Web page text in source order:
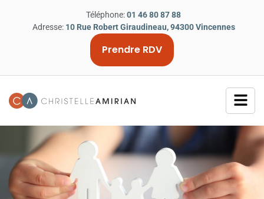
Téléphone:01 46 80 87 88
Adresse: 10 Rue Robert Giraudineau, 94300 Vincennes
Prendre RDV